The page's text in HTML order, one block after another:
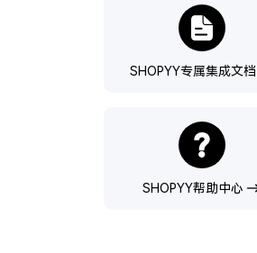
SHOPYY专属集成文档
SHOPYY帮助中心